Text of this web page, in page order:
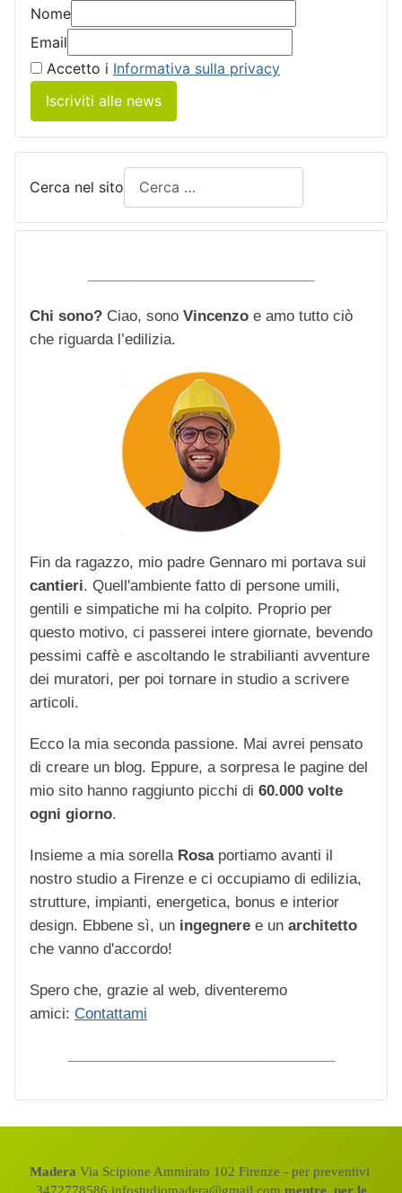
Nome
Email
Accetto i Informativa sulla privacy
Iscriviti alle news
Cerca nel sito
Chi sono? Ciao, sono Vincenzo e amo tutto ciò
che riguarda l’edilizia.
Fin da ragazzo, mio padre Gennaro mi portava sui
cantieri. Quell'ambiente fatto di persone umili,
gentili e simpatiche mi ha colpito. Proprio per
questo motivo, ci passerei intere giornate, bevendo
pessimi caffè e ascoltando le strabilianti avventure
dei muratori, per poi tornare in studio a scrivere
articoli.
Ecco la mia seconda passione. Mai avrei pensato
di creare un blog. Eppure, a sorpresa le pagine del
mio sito hanno raggiunto picchi di 60.000 volte
ogni giorno.
Insieme a mia sorella Rosaportiamo avanti il
nostro studio a Firenze e ci occupiamo di edilizia,
strutture, impianti, energetica, bonus e interior
design. Ebbene sì, un ingegnere e un architetto
che vanno d'accordo!
Spero che, grazie al web, diventeremo
amici: Contattami
Madera Via Scipione Ammirato 102 Firenze - per preventivi